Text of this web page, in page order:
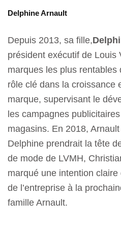
Delphine Arnault
Depuis 2013, sa fille,
président exécutif de Louis
marques les plus rentables
rôle clé dans la croissance
marque, supervisant le
les campagnes
magasins. En 2018,
Delphine prendrait la tête
de mode de LVMH,
marqué une intention
de l’entreprise à la
famille Arnault.